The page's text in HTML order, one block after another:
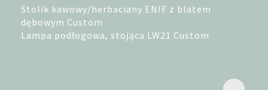
Stolik kawowy/herbaciany ENIF z blatem
dębowym Custom
Lampa podłogowa, stojąca LW21 Custom